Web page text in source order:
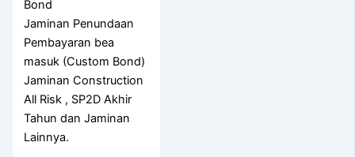
Bond
Jaminan Penundaan
Pembayaran bea
masuk (Custom Bond)
Jaminan Construction
All Risk , SP2D Akhir
Tahun dan Jaminan
Lainnya.